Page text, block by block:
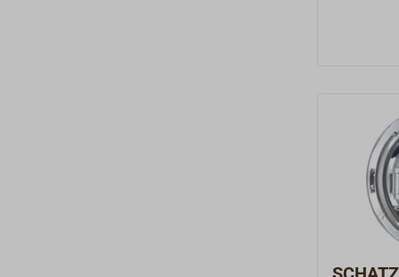
Gehäuse
sich hier